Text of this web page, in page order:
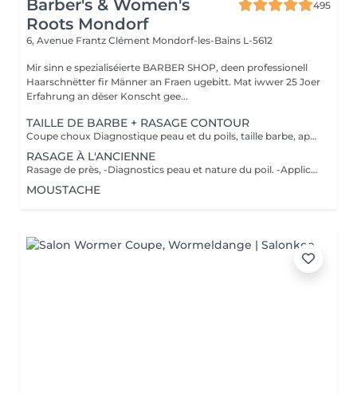
Barber's & Women's
Roots Mondorf
495
6, Avenue Frantz Clément Mondorf-les-Bains L-5612
Mir sinn e spezialiséierte BARBER SHOP, deen professionell
Haarschnëtter fir Männer an Fraen ugebitt. Mat iwwer 25 Joer
Erfahrung an dëser Konscht gee...
TAILLE DE BARBE + RASAGE CONTOUR
Coupe choux Diagnostique peau et du poils, taille barbe, application d'un pre shave ou huile de rasage, bain chaud, rasage contour avec mousse à l'ancienne, bain froid et pour finir soin pierre d'alun ou after shave et massage faciale
RASAGE À L'ANCIENNE
Rasage de près, -Diagnostics peau et nature du poil. -Application d'un pré shave ou huile de rasage. -Bain chaud avec vapothérapie aux huiles essentielles. -Premier passage de lames avec mousse à l'ancienne, rinçage de la peau, deuxième passage de lames, bain froid. -Soin avec pierre d'alun ou after shave. -Massage faciale.
MOUSTACHE